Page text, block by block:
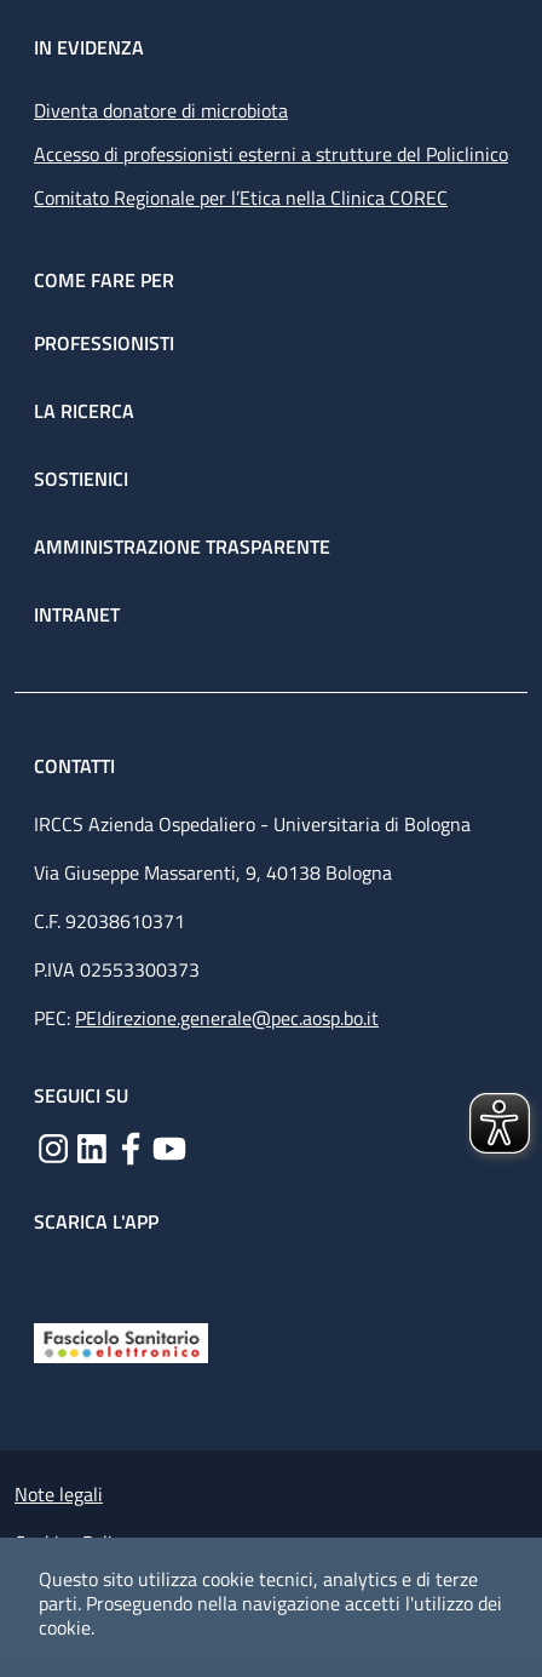
Questo sito utilizza cookie tecnici, analytics e di terze
parti. Proseguendo nella navigazione accetti l'utilizzo dei
cookie.
IN EVIDENZA
Diventa donatore di microbiota
Accesso di professionisti esterni a strutture del Policlinico
Comitato Regionale per l’Etica nella Clinica COREC
COME FARE PER
PROFESSIONISTI
LA RICERCA
SOSTIENICI
AMMINISTRAZIONE TRASPARENTE
INTRANET
CONTATTI
IRCCS Azienda Ospedaliero - Universitaria di Bologna
Via Giuseppe Massarenti, 9, 40138 Bologna
C.F. 92038610371
P.IVA 02553300373
PEC: PEIdirezione.generale@pec.aosp.bo.it
SEGUICI SU
SCARICA L'APP
Small prints
Note legali
Cookies Policy
Policy privacy e protezione del dato personale
Albo pretorio on-line